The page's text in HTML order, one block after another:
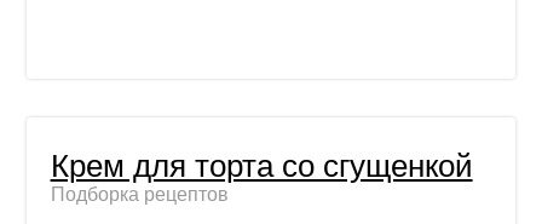
Крем для торта со сгущенкой
Подборка рецептов